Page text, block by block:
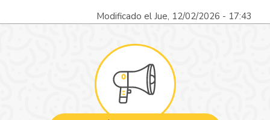
Modificado el Jue, 12/02/2026 - 17:43